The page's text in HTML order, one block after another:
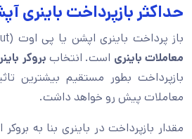
حداکثر بازپرداخت باینری
باز پرداخت باینری اپشن یا پی اوت (PayOut) دلیل اصلی انجام
معاملات باینری است. انتخاب بروکر
بازپرداخت بطور مستقیم بیشترین
معاملات پیش رو خواهد داشت.
مقدار بازپرداخت در باینری بنا به